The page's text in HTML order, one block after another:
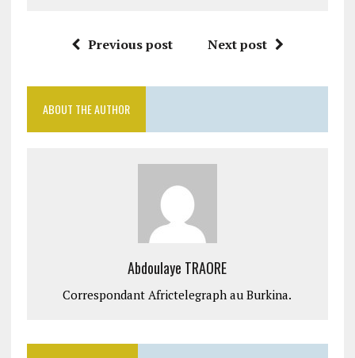
Previous post Next post
ABOUT THE AUTHOR
Abdoulaye TRAORE
Correspondant Africtelegraph au Burkina.